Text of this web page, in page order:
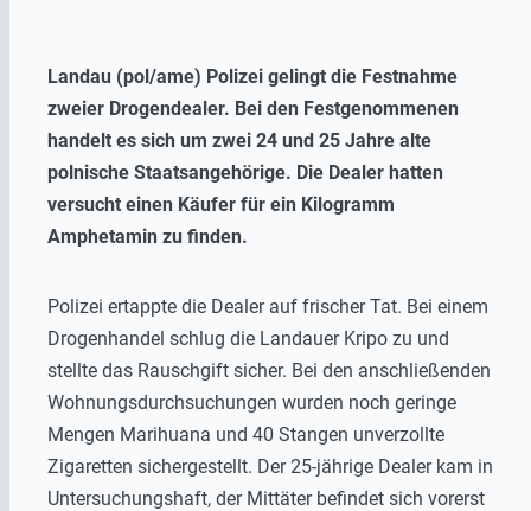
Landau (pol/ame) Polizei gelingt die Festnahme
zweier Drogendealer. Bei den Festgenommenen
handelt es sich um zwei 24 und 25 Jahre alte
polnische Staatsangehörige. Die Dealer hatten
versucht einen Käufer für ein Kilogramm
Amphetamin zu finden.
Polizei ertappte die Dealer auf frischer Tat. Bei einem
Drogenhandel schlug die Landauer Kripo zu und
stellte das Rauschgift sicher. Bei den anschließenden
Wohnungsdurchsuchungen wurden noch geringe
Mengen Marihuana und 40 Stangen unverzollte
Zigaretten sichergestellt. Der 25-jährige Dealer kam in
Untersuchungshaft, der Mittäter befindet sich vorerst